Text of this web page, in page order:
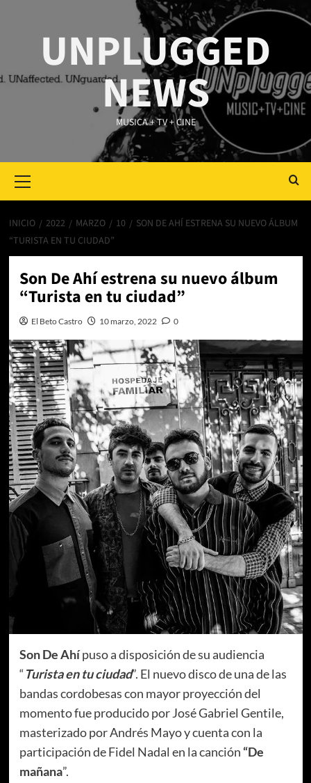
UNPLUGGED
NEWS
MUSICA + TV + CINE
Menu
INICIO 2022 MARZO 10
SON DE AHÍ ESTRENA SU NUEVO ÁLBUM
“TURISTA EN TU CIUDAD”
Son De Ahí estrena su nuevo álbum
“Turista en tu ciudad”
El Beto Castro 10 marzo, 2022 0
Son De Ahípuso a disposición de su audiencia
“Turista en tu ciudad”. El nuevo disco de una de las
bandas cordobesas con mayor proyección del
momento fue producido por José Gabriel Gentile,
masterizado por Andrés Mayo y cuenta con la
participación de Fidel Nadal en la canción “De
mañana”.